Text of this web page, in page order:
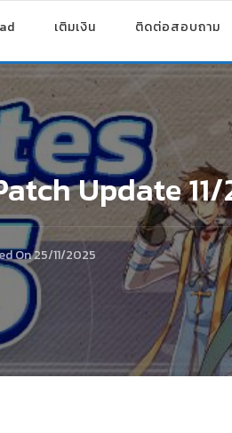
เติมเงิน ติดต่อสอบถาม
Update 11/
On25/11/2025